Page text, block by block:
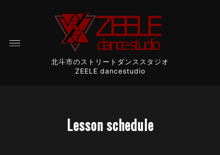
北斗市のストリートダンススタジオ
ZEELE dancestudio
Lesson schedule